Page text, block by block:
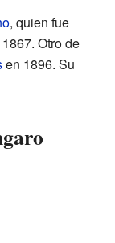
, quien fue
Otro de
en 1896. Su